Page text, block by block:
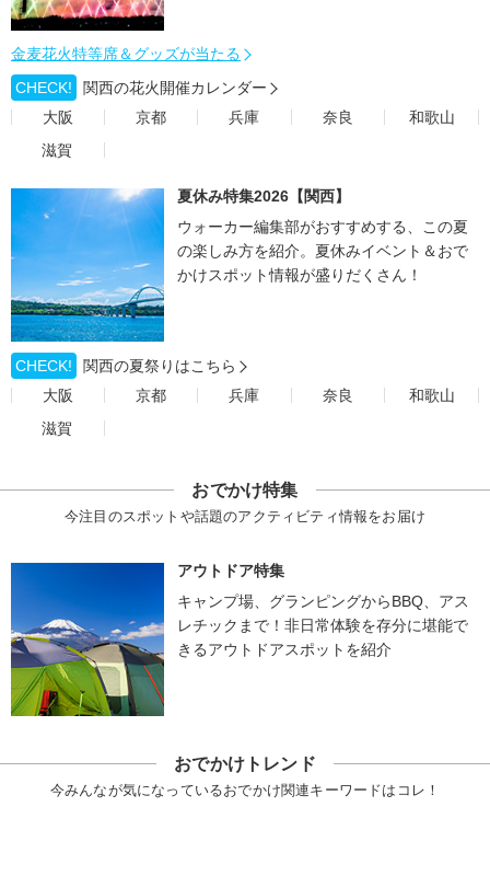
金麦花火特等席＆グッズが当たる
CHECK!
関西の花火開催カレンダー
大阪
京都 兵庫 奈良
和歌山
滋賀
夏休み特集2026【関西】
ウォーカー編集部がおすすめする、この夏
の楽しみ方を紹介。夏休みイベント＆おで
かけスポット情報が盛りだくさん！
CHECK!
関西の夏祭りはこちら
大阪
京都 兵庫 奈良
和歌山
滋賀
おでかけ特集
今注目のスポットや話題のアクティビティ情報をお届け
アウトドア特集
キャンプ場、グランピングからBBQ、アス
レチックまで！非日常体験を存分に堪能で
きるアウトドアスポットを紹介
おでかけトレンド
今みんなが気になっているおでかけ関連キーワードはコレ！